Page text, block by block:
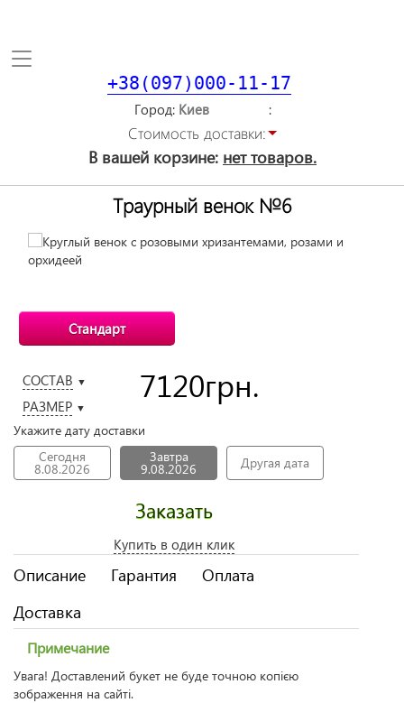
Toggle
+38(097)000-11-17
Город
Стоимость доставки:
В вашей корзине: нет товаров.
Траурный венок №6
Стандарт
СОСТАВ ▼
РАЗМЕР ▼
7120грн.
Укажите дату доставки
Сегодня
8.08.2026
Завтра
9.08.2026 Другая дата
Заказать
Купить в один клик
Описание Гарантия
Оплата
Доставка
Примечание
Увага! Доставлений букет не буде точною копією
зображення на сайті.